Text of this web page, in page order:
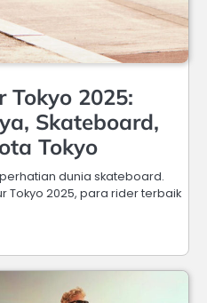
Tokyo 2025:
Skateboard,
Tokyo
dunia skateboard.
Tokyo 2025, para rider terbaik